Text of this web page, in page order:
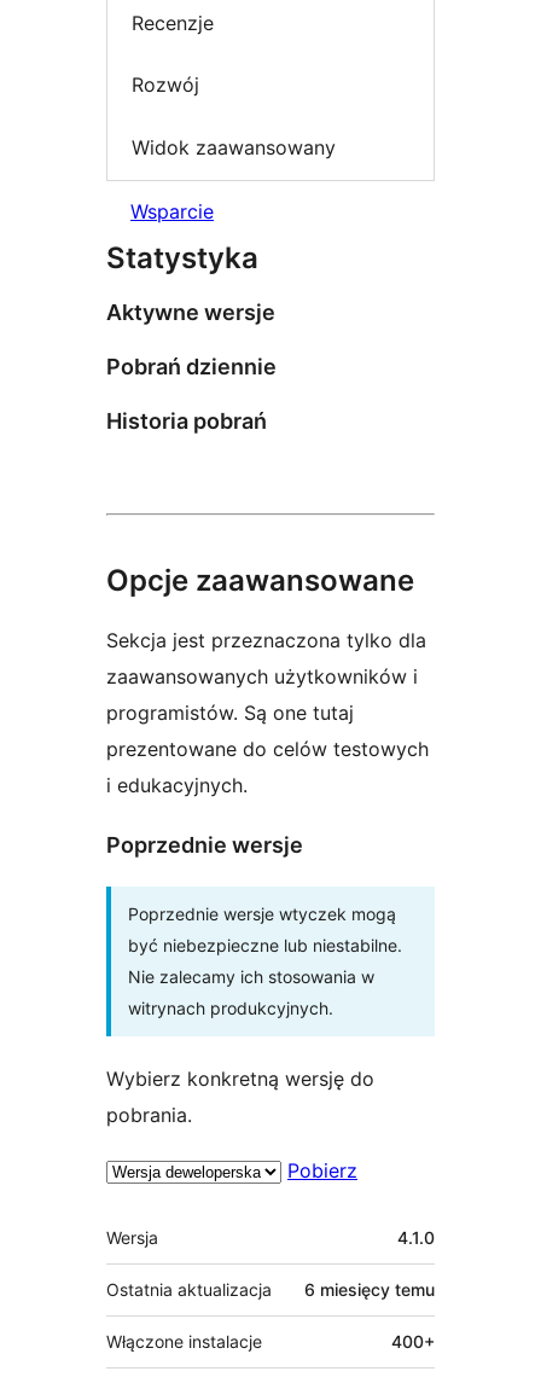
Recenzje
Rozwój
Widok zaawansowany
Wsparcie
Statystyka
Aktywne wersje
Pobrań dziennie
Historia pobrań
Opcje zaawansowane
Sekcja jest przeznaczona tylko dla
zaawansowanych użytkowników i
programistów. Są one tutaj
prezentowane do celów testowych
i edukacyjnych.
Poprzednie wersje
Poprzednie wersje wtyczek mogą
być niebezpieczne lub niestabilne.
Nie zalecamy ich stosowania w
witrynach produkcyjnych.
Wybierz konkretną wersję do
pobrania.
Pobierz
Meta
Wersja 4.1.0
Ostatnia aktualizacja 6 miesięcy temu
Włączone instalacje 400+